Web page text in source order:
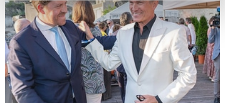
bestimmten Merkmalen (Fingerprinting) identifizieren
Erfahren Sie mehr darüber, wie Ihre persönlichen Daten
verarbeitet werden, und legen Sie Ihre Präferenzen im
Abschnitt Einzelheiten
fest.
Wir verwenden Cookies, um Inhalte und Anzeigen zu
personalisieren, Funktionen für soziale Medien anbieten
zu können und die Zugriffe auf unsere Website zu